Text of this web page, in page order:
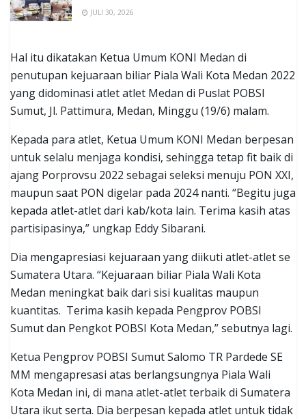
JULI 30, 2026
Hal itu dikatakan Ketua Umum KONI Medan di
penutupan kejuaraan biliar Piala Wali Kota Medan 2022
yang didominasi atlet atlet Medan di Puslat POBSI
Sumut, Jl. Pattimura, Medan, Minggu (19/6) malam.
Kepada para atlet, Ketua Umum KONI Medan berpesan
untuk selalu menjaga kondisi, sehingga tetap fit baik di
ajang Porprovsu 2022 sebagai seleksi menuju PON XXI,
maupun saat PON digelar pada 2024 nanti. “Begitu juga
kepada atlet-atlet dari kab/kota lain. Terima kasih atas
partisipasinya,” ungkap Eddy Sibarani.
Dia mengapresiasi kejuaraan yang diikuti atlet-atlet se
Sumatera Utara. “Kejuaraan biliar Piala Wali Kota
Medan meningkat baik dari sisi kualitas maupun
kuantitas. Terima kasih kepada Pengprov POBSI
Sumut dan Pengkot POBSI Kota Medan,” sebutnya lagi.
Ketua Pengprov POBSI Sumut Salomo TR Pardede SE
MM mengapresasi atas berlangsungnya Piala Wali
Kota Medan ini, di mana atlet-atlet terbaik di Sumatera
Utara ikut serta. Dia berpesan kepada atlet untuk tidak